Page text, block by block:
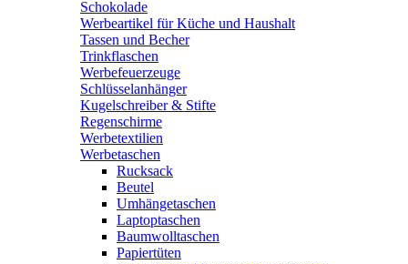
Schokolade
Werbeartikel für Küche und Haushalt
Tassen und Becher
Trinkflaschen
Werbefeuerzeuge
Schlüsselanhänger
Kugelschreiber & Stifte
Regenschirme
Werbetextilien
Werbetaschen
Rucksack
Beutel
Umhängetaschen
Laptoptaschen
Baumwolltaschen
Papiertüten